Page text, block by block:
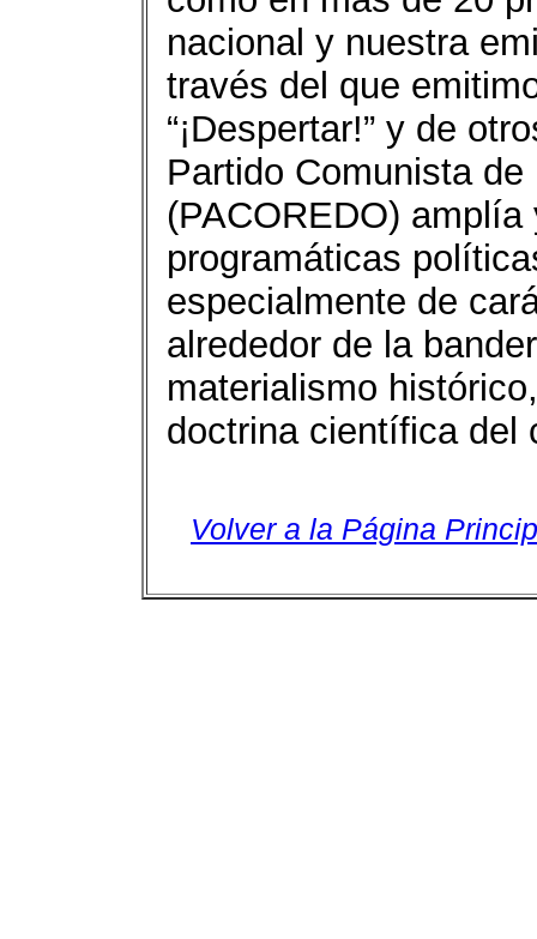
nacional y nuestra
través del que
“¡Despertar!” y de
Partido Comunista
(PACOREDO)
programáticas
especialmente de
alrededor de la
materialismo
doctrina científica del
Volver a la Página